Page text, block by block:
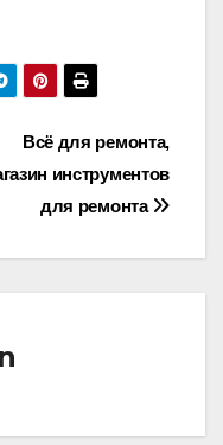
Всё для ремонта,
инструментов
для ремонта